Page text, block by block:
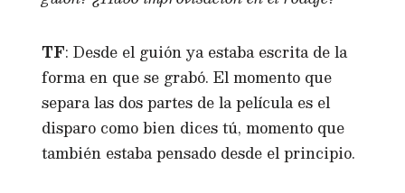
TF: Desde el guión ya estaba escrita de la
forma en que se grabó. El momento que
separa las dos partes de la película es el
disparo como bien dices tú, momento que
también estaba pensado desde el principio.